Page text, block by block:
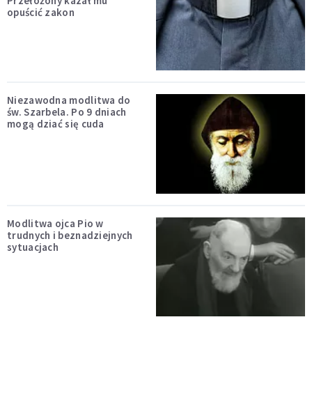
opuścić zakon
Niezawodna modlitwa do
św. Szarbela. Po 9 dniach
mogą dziać się cuda
Modlitwa ojca Pio w
trudnych i beznadziejnych
sytuacjach